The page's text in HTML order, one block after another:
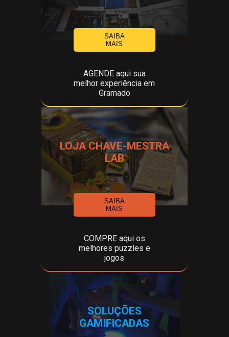
SAIBA
MAIS
AGENDE aqui sua
melhor experiência em
Gramado
LOJA CHAVE-MESTRA
LAB
SAIBA
MAIS
COMPRE aqui os
melhores puzzles e
jogos
SOLUÇÕES
GAMIFICADAS